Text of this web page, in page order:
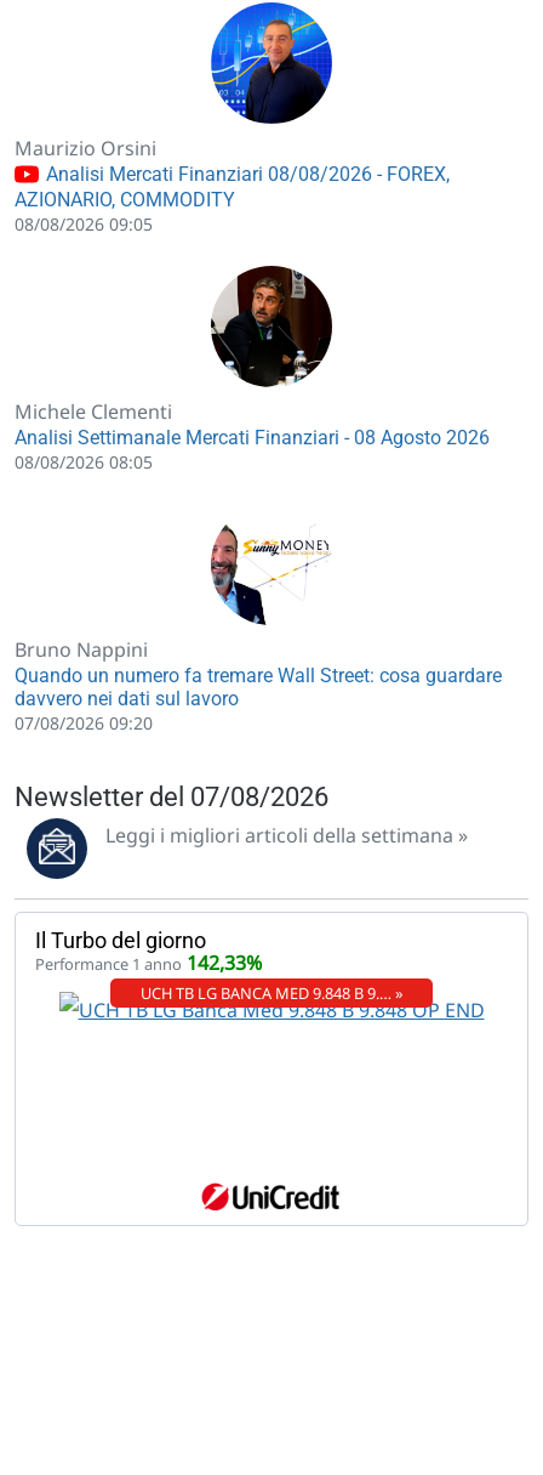
Maurizio Orsini
Analisi Mercati Finanziari 08/08/2026 - FOREX,
AZIONARIO, COMMODITY
08/08/2026 09:05
Michele Clementi
Analisi Settimanale Mercati Finanziari - 08 Agosto 2026
08/08/2026 08:05
Bruno Nappini
Quando un numero fa tremare Wall Street: cosa guardare
davvero nei dati sul lavoro
07/08/2026 09:20
Newsletter del 07/08/2026
Leggi i migliori articoli della settimana »
Il Turbo del giorno
Performance 1 anno 142,33%
UCH TB LG BANCA MED 9.848 B 9.… »